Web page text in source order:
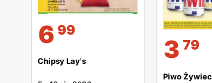
6 99
Chipsy Lay's 3 79
Piwo Żywiec